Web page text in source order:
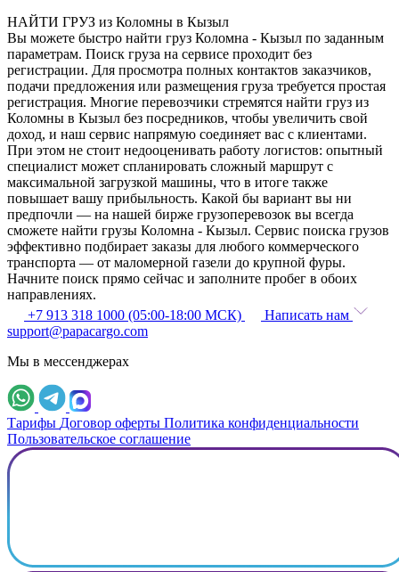
НАЙТИ ГРУЗ из Коломны в Кызыл
Вы можете быстро найти груз Коломна - Кызыл по заданным
параметрам. Поиск груза на сервисе проходит без
регистрации. Для просмотра полных контактов заказчиков,
подачи предложения или размещения груза требуется простая
регистрация. Многие перевозчики стремятся найти груз из
Коломны в Кызыл без посредников, чтобы увеличить свой
доход, и наш сервис напрямую соединяет вас с клиентами.
При этом не стоит недооценивать работу логистов: опытный
специалист может спланировать сложный маршрут с
максимальной загрузкой машины, что в итоге также
повышает вашу прибыльность. Какой бы вариант вы ни
предпочли — на нашей бирже грузоперевозок вы всегда
сможете найти грузы Коломна - Кызыл. Сервис поиска грузов
эффективно подбирает заказы для любого коммерческого
транспорта — от маломерной газели до крупной фуры.
Начните поиск прямо сейчас и заполните пробег в обоих
направлениях.
+7 913 318 1000 (05:00-18:00 МСК)
Написать нам
support@papacargo.com
Мы в мессенджерах
Тарифы Договор оферты Политика конфиденциальности
Пользовательское соглашение